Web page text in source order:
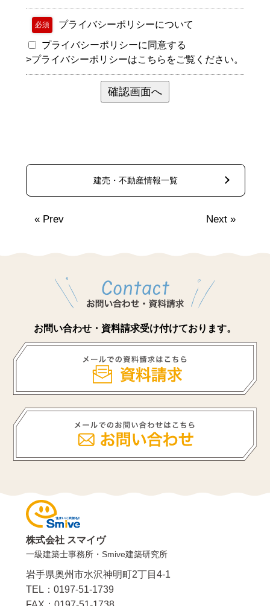
必須
プライバシーポリシーについて
プライバシーポリシーに同意する
>プライバシーポリシーはこちらをご覧ください。
建売・不動産情報一覧
« Prev Next»
お問い合わせ・資料請求受け付けております。
株式会社 スマイヴ
一級建築士事務所・Smive建築研究所
岩手県奥州市水沢神明町2丁目4-1
TEL：0197-51-1739